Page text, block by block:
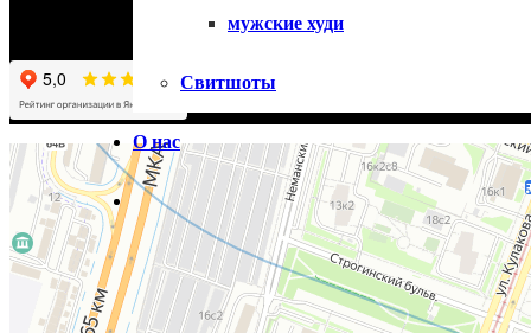
мужские худи
Свитшоты
О нас